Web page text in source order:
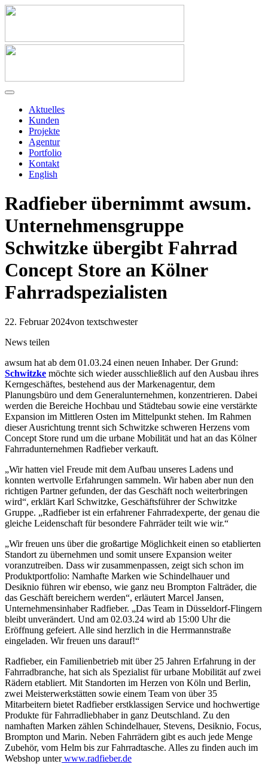
Aktuelles
Kunden
Projekte
Agentur
Portfolio
Kontakt
English
Radfieber übernimmt awsum.
Unternehmensgruppe
Schwitzke übergibt Fahrrad
Concept Store an Kölner
Fahrradspezialisten
22. Februar 2024von textschwester
News teilen
awsum hat ab dem 01.03.24 einen neuen Inhaber. Der Grund:
Schwitzke möchte sich wieder ausschließlich auf den Ausbau ihres
Kerngeschäftes, bestehend aus der Markenagentur, dem
Planungsbüro und dem Generalunternehmen, konzentrieren. Dabei
werden die Bereiche Hochbau und Städtebau sowie eine verstärkte
Expansion im Mittleren Osten im Mittelpunkt stehen. Im Rahmen
dieser Ausrichtung trennt sich Schwitzke schweren Herzens vom
Concept Store rund um die urbane Mobilität und hat an das Kölner
Fahrradunternehmen Radfieber verkauft.
„Wir hatten viel Freude mit dem Aufbau unseres Ladens und
konnten wertvolle Erfahrungen sammeln. Wir haben aber nun den
richtigen Partner gefunden, der das Geschäft noch weiterbringen
wird“, erklärt Karl Schwitzke, Geschäftsführer der Schwitzke
Gruppe. „Radfieber ist ein erfahrener Fahrradexperte, der genau die
gleiche Leidenschaft für besondere Fahrräder teilt wie wir.“
„Wir freuen uns über die großartige Möglichkeit einen so etablierten
Standort zu übernehmen und somit unsere Expansion weiter
voranzutreiben. Dass wir zusammenpassen, zeigt sich schon im
Produktportfolio: Namhafte Marken wie Schindelhauer und
Desiknio führen wir ebenso, wie ganz neu Brompton Falträder, die
das Geschäft bereichern werden“, erläutert Marcel Jansen,
Unternehmensinhaber Radfieber. „Das Team in Düsseldorf-Flingern
bleibt unverändert. Und am 02.03.24 wird ab 15:00 Uhr die
Eröffnung gefeiert. Alle sind herzlich in die Herrmannstraße
eingeladen. Wir freuen uns darauf!“
Radfieber, ein Familienbetrieb mit über 25 Jahren Erfahrung in der
Fahrradbranche, hat sich als Spezialist für urbane Mobilität auf zwei
Rädern etabliert. Mit Standorten im Herzen von Köln und Berlin,
zwei Meisterwerkstätten sowie einem Team von über 35
Mitarbeitern bietet Radfieber erstklassigen Service und hochwertige
Produkte für Fahrradliebhaber in ganz Deutschland. Zu den
namhaften Marken zählen Schindelhauer, Stevens, Desiknio, Focus,
Brompton und Marin. Neben Fahrrädern gibt es auch jede Menge
Zubehör, vom Helm bis zur Fahrradtasche. Alles zu finden auch im
Webshop unterwww.radfieber.de